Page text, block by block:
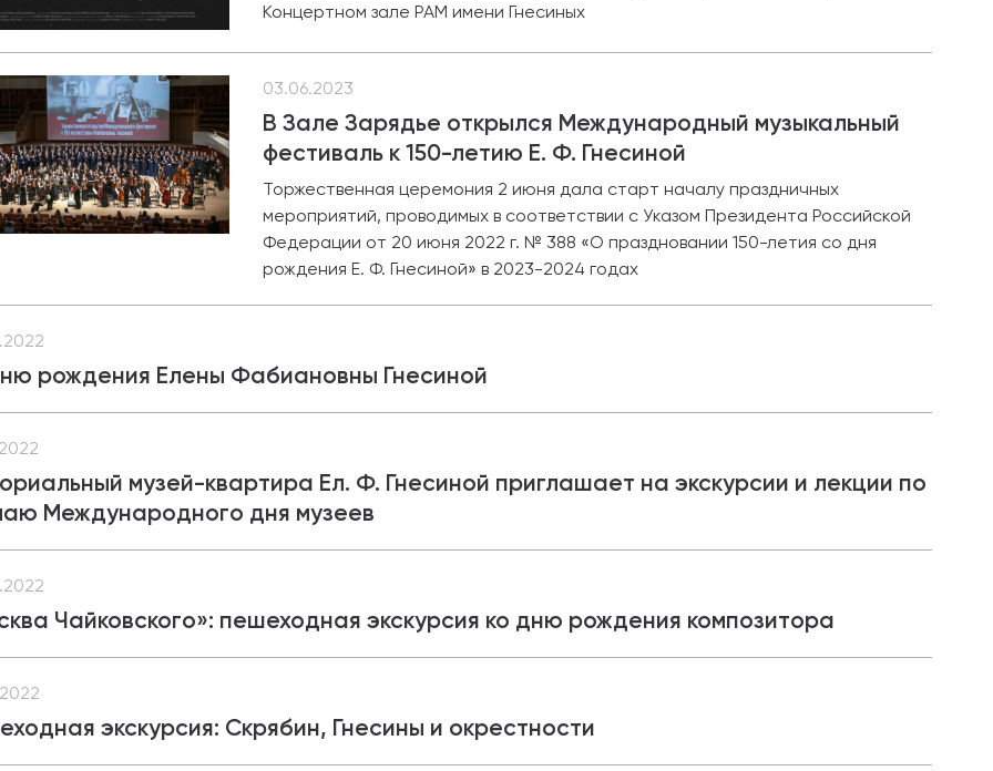
Концертном зале РАМ имени Гнесиных
03.06.2023
В Зале Зарядье открылся Международный музыкальный
фестиваль к 150-летию Е. Ф. Гнесиной
Торжественная церемония 2 июня дала старт началу праздничных
мероприятий, проводимых в соответствии с Указом Президента Российской
Федерации от 20 июня 2022 г. № 388 «О праздновании 150-летия со дня
рождения Е. Ф. Гнесиной» в 2023-2024 годах
рождения Елены Фабиановны Гнесиной
музей-квартира Ел. Ф. Гнесиной приглашает на экскурсии и лекции по
Международного дня музеев
Чайковского»: пешеходная экскурсия ко дню рождения композитора
экскурсия: Скрябин, Гнесины и окрестности